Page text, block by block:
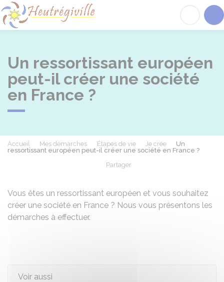
Un ressortissant européen
peut-il créer une société
en France ?
Accueil Mes démarches Étapes de vie Je crée
Un
ressortissant européen peut-il créer une société en France ?
Partager
Vous êtes un ressortissant européen et vous souhaitez
créer une société en France ? Nous vous présentons les
démarches à effectuer.
Voir aussi